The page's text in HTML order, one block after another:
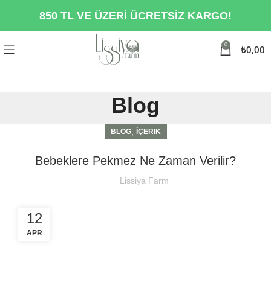
850 TL VE ÜZERİ ÜCRETSİZ KARGO!
0 ₺0,00
Blog
BLOG, İÇERIK
Bebeklere Pekmez Ne Zaman Verilir?
Lissiya Farm
12
APR